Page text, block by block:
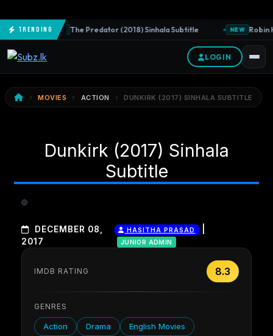
TrendingNEW The Predator (2018) Sinhala Subtitle NEW Robin
LOGIN
MOVIES ACTION DUNKIRK (2017) SINHALA SUBTITLE
Dunkirk (2017) Sinhala
Subtitle
DECEMBER 08,
2017
HASITHA PRASAD
JUNIOR ADMIN
IMDB RATING 8.3
GENRES
Action Drama
English Movies